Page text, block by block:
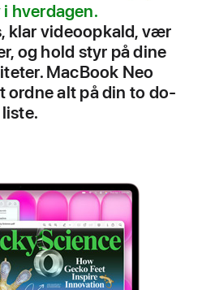
hverdagen.
klar videoopkald, vær
og hold styr på dine
MacBook Neo
ordne alt på din to do-
liste.